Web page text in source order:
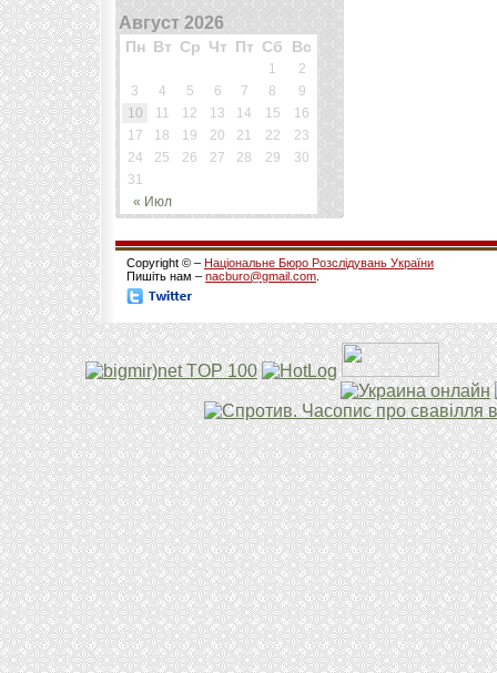
Август 2026
Пн Вт Ср Чт Пт Сб Вс
« Июл
1
2
3
4 5 6 7 8
9
10
11 12 13 14 15
16
17
18 19 20 21 22
23
24
25 26 27 28 29
30
31
Copyright © – Національне Бюро Розслідувань України
Пишіть нам – nacburo@gmail.com